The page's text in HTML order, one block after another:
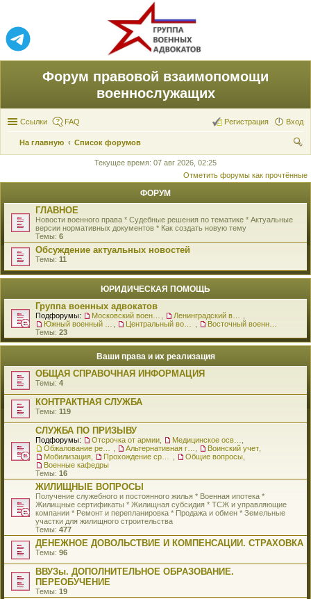
Форум правовой взаимопомощи
военнослужащих
Ссылки FAQ Вход
Регистрация
На главную
Список форумов
ск
Текущее время: 07 авг 2026, 02:25
Отметить форумы как прочтённые
ФОРУМ
ГЛАВНОЕ
Новости военного права * Судебные решения по тематике * Актуальные
версии нормативных документов * Как создать новую тему
Темы: 6
Обсуждение актуальных новостей
Темы: 11
ЮРИДИЧЕСКАЯ ПОМОЩЬ
Группа военных адвокатов
Подфорумы:
Темы: 23
Ваши права и их реализация
ОБЩАЯ СПРАВОЧНАЯ ИНФОРМАЦИЯ
Темы: 4
КОНТРАКТНАЯ СЛУЖБА
Темы: 119
СЛУЖБА ПО ПРИЗЫВУ
Подфорумы: Отсрочка от армии
Воинский учет
Мобилизация
Общие вопросы
Военные кафедры
Темы: 16
ЖИЛИЩНЫЕ ВОПРОСЫ
Получение служебного и постоянного жилья * Военная ипотека *
Жилищные сертификаты * Жилищная субсидия * ТСЖ и управляющие
компании * Ремонт и перепланировка * Продажа и обмен * Земельные
участки для жилищного строительства
Темы: 477
ДЕНЕЖНОЕ ДОВОЛЬСТВИЕ И КОМПЕНСАЦИИ. СТРАХОВКА
Темы: 96
ВВУЗы. ДОПОЛНИТЕЛЬНОЕ ОБРАЗОВАНИЕ.
ПЕРЕОБУЧЕНИЕ
Темы: 19